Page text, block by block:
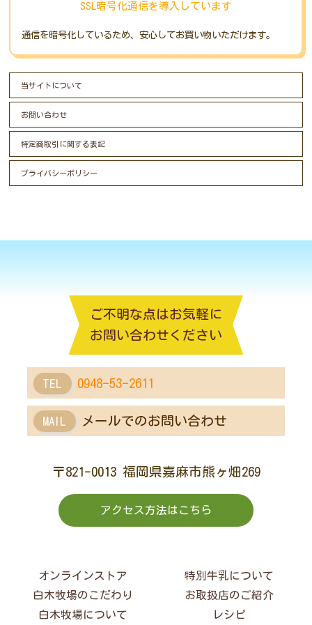
SSL暗号化通信を導入しています
通信を暗号化しているため、安心してお買い物いただけます。
当サイトについて
お問い合わせ
特定商取引に関する表記
プライバシーポリシー
ご不明な点はお気軽に
お問い合わせください
TEL 0948-53-2611
MAIL メールでのお問い合わせ
〒821-0013 福岡県嘉麻市熊ヶ畑269
アクセス方法はこちら
オンラインストア
特別牛乳について
白木牧場のこだわり
お取扱店のご紹介
白木牧場について
レシピ